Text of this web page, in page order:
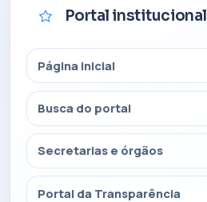
Portal institucional
Página inicial
Busca do portal
Secretarias e órgãos
Portal da Transparência